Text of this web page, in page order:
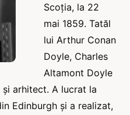
Scoția, la 22
mai 1859. Tatăl
lui Arthur Conan
Doyle, Charles
Altamont Doyle
arhitect. A lucrat la
Edinburgh și a realizat,